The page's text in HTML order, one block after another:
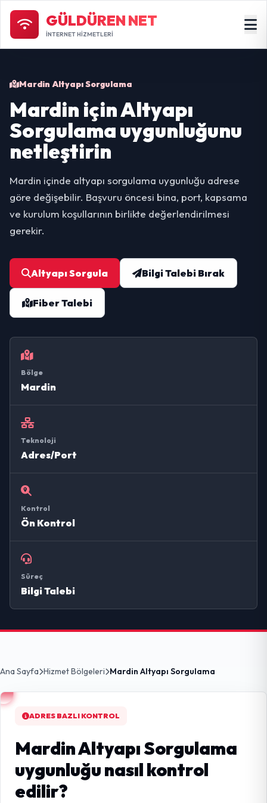
GÜLDÜREN NET
İNTERNET HİZMETLERİ
Mardin Altyapı Sorgulama
Mardin için Altyapı
Sorgulama uygunluğunu
netleştirin
Mardin içinde altyapı sorgulama uygunluğu adrese
göre değişebilir. Başvuru öncesi bina, port, kapsama
ve kurulum koşullarının birlikte değerlendirilmesi
gerekir.
Altyapı Sorgula Bilgi Talebi Bırak
Fiber Talebi
Bölge
Mardin
Teknoloji
Adres/Port
Kontrol
Ön Kontrol
Süreç
Bilgi Talebi
Ana Sayfa Hizmet Bölgeleri Mardin Altyapı Sorgulama
ADRES BAZLI KONTROL
Mardin Altyapı Sorgulama
uygunluğu nasıl kontrol
edilir?